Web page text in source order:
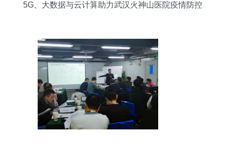
5G、大数据与云计算助力武汉火神山医院疫情防控